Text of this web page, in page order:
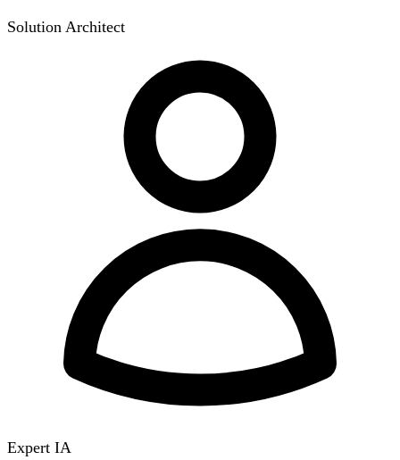
Solution Architect
Expert IA